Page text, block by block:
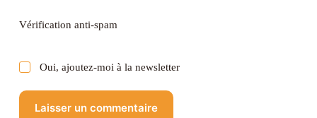
Vérification anti-spam
Oui, ajoutez-moi à la newsletter
Laisser un commentaire